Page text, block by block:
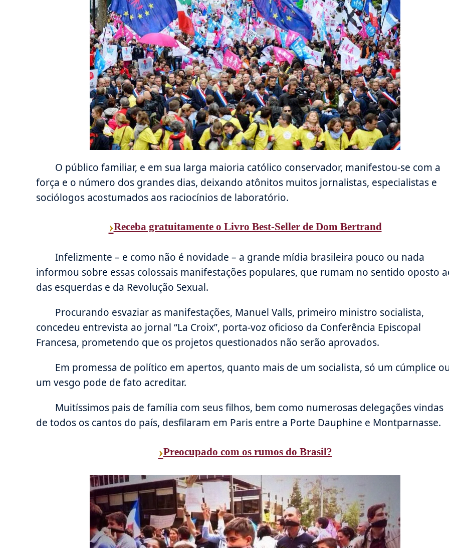
O público familiar, e em sua larga maioria católico conservador, manifestou-se com a
força e o número dos grandes dias, deixando atônitos muitos jornalistas, especialistas e
sociólogos acostumados aos raciocínios de laboratório.
›Receba gratuitamente o Livro Best-Seller de Dom Bertrand
Infelizmente – e como não é novidade – a grande mídia brasileira pouco ou nada
informou sobre essas colossais manifestações populares, que rumam no sentido oposto
das esquerdas e da Revolução Sexual.
Procurando esvaziar as manifestações, Manuel Valls, primeiro ministro socialista,
concedeu entrevista ao jornal “La Croix”, porta-voz oficioso da Conferência Episcopal
Francesa, prometendo que os projetos questionados não serão aprovados.
Em promessa de político em apertos, quanto mais de um socialista, só um cúmplice
um vesgo pode de fato acreditar.
Muitíssimos pais de família com seus filhos, bem como numerosas delegações vindas
de todos os cantos do país, desfilaram em Paris entre a Porte Dauphine e Montparnasse.
›Preocupado com os rumos do Brasil?